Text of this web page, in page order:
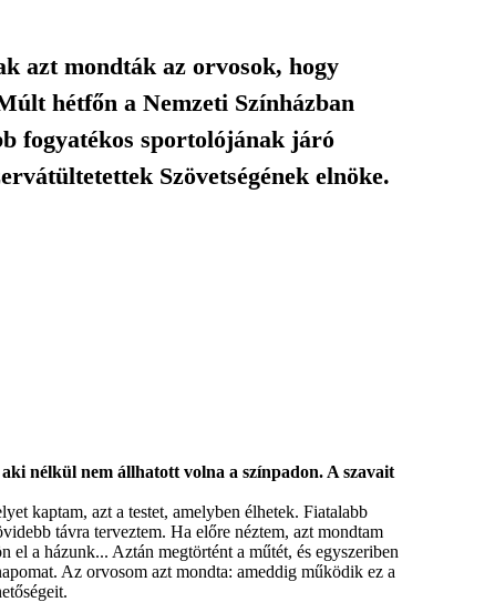
azt mondták az orvosok, hogy
hétfőn a Nemzeti Színházban
fogyatékos sportolójának járó
Szövetségének elnöke.
nélkül nem állhatott volna a színpadon. A szavait
kaptam, azt a testet, amelyben élhetek. Fiatalabb
távra terveztem. Ha előre néztem, azt mondtam
el a házunk... Aztán megtörtént a műtét, és egyszeriben
Az orvosom azt mondta: ameddig működik ez a